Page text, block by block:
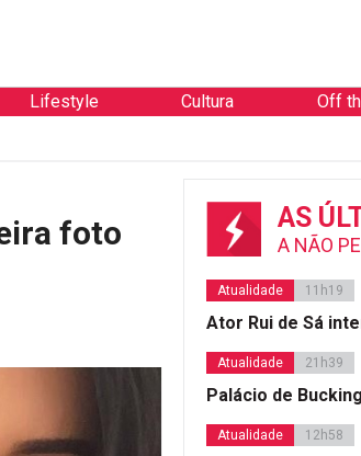
Lifestyle Cultura Off
foto
AS
A NÃO
Atualidade 11h19
Ator Rui de Sá
Atualidade 21h39
Palácio de
Atualidade 12h58